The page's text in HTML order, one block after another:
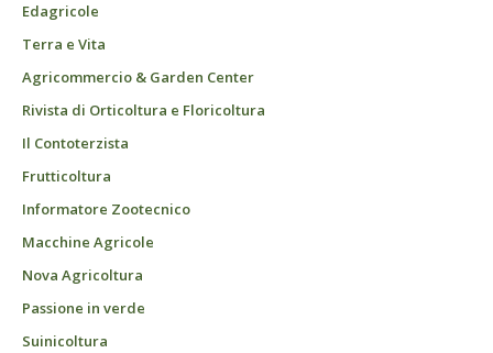
Edagricole
Terra e Vita
Agricommercio & Garden Center
Rivista di Orticoltura e Floricoltura
Il Contoterzista
Frutticoltura
Informatore Zootecnico
Macchine Agricole
Nova Agricoltura
Passione in verde
Suinicoltura